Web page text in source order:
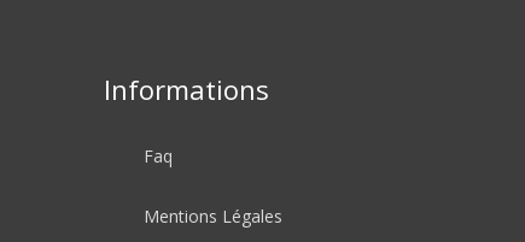
Informations
Faq
Mentions Légales